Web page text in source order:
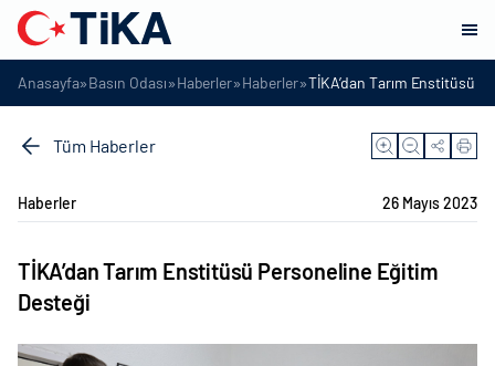
Anasayfa»Basın Odası»Haberler»Haberler»TİKA’dan Tarım Enstitüsü
Tüm Haberler
Haberler 26 Mayıs 2023
TİKA’dan Tarım Enstitüsü Personeline Eğitim
Desteği